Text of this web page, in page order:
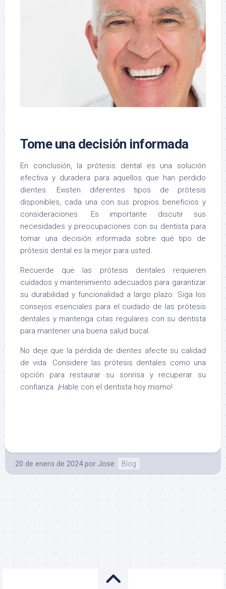
Tome una decisión informada
En conclusión, la prótesis dental es una solución
efectiva y duradera para aquellos que han perdido
dientes. Existen diferentes tipos de prótesis
disponibles, cada una con sus propios beneficios y
consideraciones. Es importante discutir sus
necesidades y preocupaciones con su dentista para
tomar una decisión informada sobre qué tipo de
prótesis dental es la mejor para usted.
Recuerde que las prótesis dentales requieren
cuidados y mantenimiento adecuados para garantizar
su durabilidad y funcionalidad a largo plazo. Siga los
consejos esenciales para el cuidado de las prótesis
dentales y mantenga citas regulares con su dentista
para mantener una buena salud bucal.
No deje que la pérdida de dientes afecte su calidad
de vida. Considere las prótesis dentales como una
opción para restaurar su sonrisa y recuperar su
confianza. ¡Hable con el dentista hoy mismo!
20 de enero de 2024 por Jose Blog